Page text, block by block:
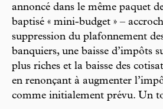
annoncé dans le même paquet
baptisé « mini-budget » –
suppression du plafonnement
banquiers, une baisse d’impôts
plus riches et la baisse des
en renonçant à augmenter
comme initialement prévu. Un